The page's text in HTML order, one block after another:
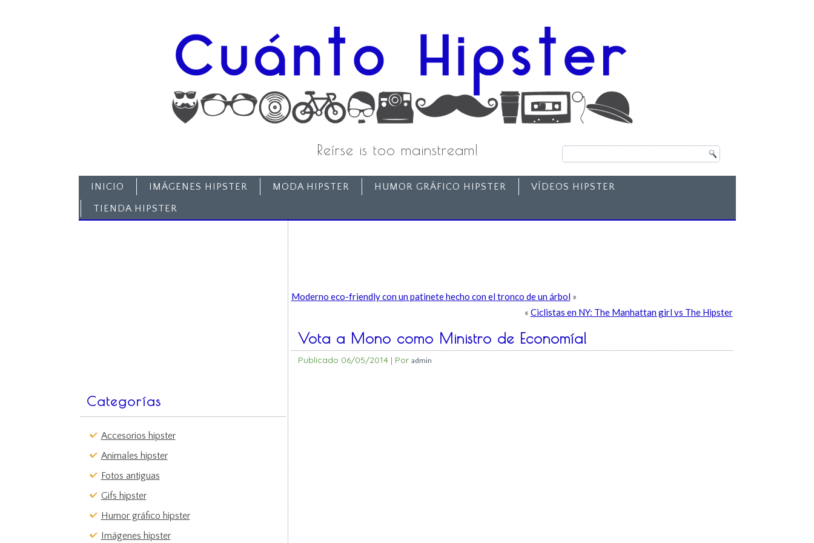
Reírse is too mainstream!
INICIO IMÁGENES HIPSTER MODA HIPSTER HUMOR GRÁFICO HIPSTER
VÍDEOS HIPSTER
TIENDA HIPSTER
Categorías
Accesorios hipster
Animales hipster
Fotos antiguas
Gifs hipster
Humor gráfico hipster
Imágenes hipster
Moderno eco-friendly con un patinete hecho con el tronco de un árbol»
« Ciclistas en NY: The Manhattan girl vs The Hipster
Vota a Mono como Ministro de Economía!
Publicado 06/05/2014| Por admin